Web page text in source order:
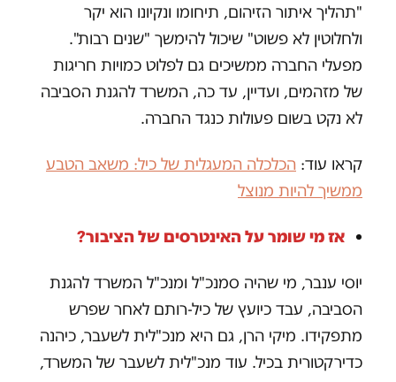
"תהליך איתור הזיהום, תיחומו ונקיונו הוא יקר
ולחלוטין לא פשוט" שיכול להימשך "שנים רבות".
מפעלי החברה ממשיכים גם לפלוט כמויות חריגות
של מזהמים, ועדיין, עד כה, המשרד להגנת הסביבה
לא נקט בשום פעולות כנגד החברה.
קראו עוד: הכלכלה המעגלית של כיל: משאב הטבע
ממשיך להיות מנוצל
אז מי שומר על האינטרסים של הציבור?
יוסי ענבר, מי שהיה סמנכ"ל ומנכ"ל המשרד להגנת
הסביבה, עבד כיועץ של כיל-רותם לאחר שפרש
מתפקידו. מיקי הרן, גם היא מנכ"לית לשעבר, כיהנה
כדירקטורית בכיל. עוד מנכ"לית לשעבר של המשרד,